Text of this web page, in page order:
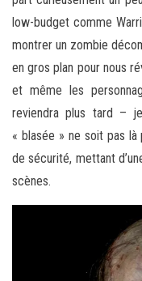
low-budget comme
montrer un zombie
en gros plan pour nous
et même les
reviendra plus tard –
« blasée » ne soit pas là
de sécurité, mettant
scènes.